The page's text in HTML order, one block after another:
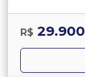
R$ 29.900